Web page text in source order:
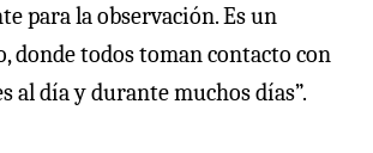
para la observación. Es un
donde todos toman contacto con
al día y durante muchos días”.